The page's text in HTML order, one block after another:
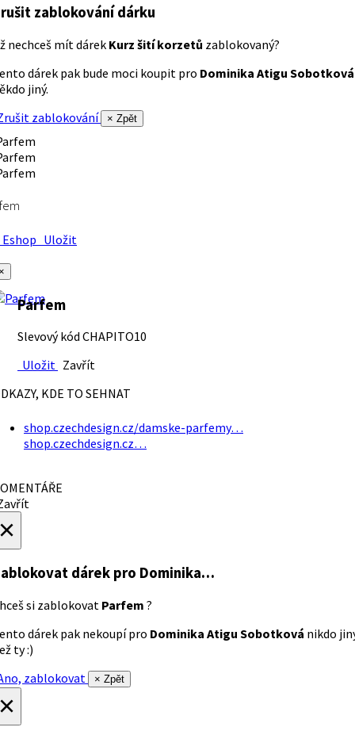
zablokování dárku
nechceš mít dárek Kurz šití korzetů zablokovaný?
dárek pak bude moci koupit pro Dominika Atigu Sobotková
jiný.
zablokování
× Zpět
Uložit
Parfem
Slevový kód CHAPITO10
Uložit Zavřít
KDE TO SEHNAT
shop.czechdesign.cz/damske-parfemy…
shop.czechdesign.cz…
dárek pro Dominika…
si zablokovat Parfem ?
dárek pak nekoupí pro Dominika Atigu Sobotková nikdo
ty :)
zablokovat
× Zpět